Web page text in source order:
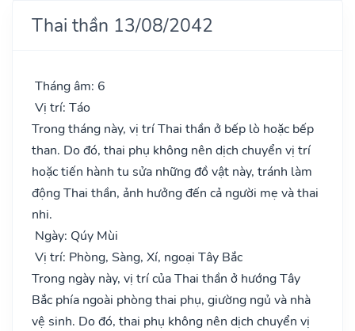
Thai thần 13/08/2042
Tháng âm: 6
Vị trí: Táo
Trong tháng này, vị trí Thai thần ở bếp lò hoặc bếp
than. Do đó, thai phụ không nên dịch chuyển vị trí
hoặc tiến hành tu sửa những đồ vật này, tránh làm
động Thai thần, ảnh hưởng đến cả người mẹ và thai
nhi.
Ngày: Qúy Mùi
Vị trí: Phòng, Sàng, Xí, ngoại Tây Bắc
Trong ngày này, vị trí của Thai thần ở hướng Tây
Bắc phía ngoài phòng thai phụ, giường ngủ và nhà
vệ sinh. Do đó, thai phụ không nên dịch chuyển vị